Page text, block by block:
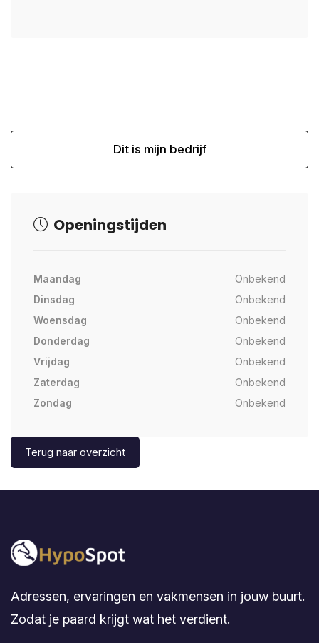
Dit is mijn bedrijf
Openingstijden
Maandag
Onbekend
Dinsdag
Onbekend
Woensdag
Onbekend
Donderdag
Onbekend
Vrijdag
Onbekend
Zaterdag
Onbekend
Zondag
Onbekend
Terug naar overzicht
Adressen, ervaringen en vakmensen in jouw buurt.
Zodat je paard krijgt wat het verdient.